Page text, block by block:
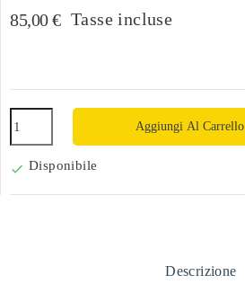
85,00 € Tasse incluse
Aggiungi Al Carrello
 Disponibile
Descrizione